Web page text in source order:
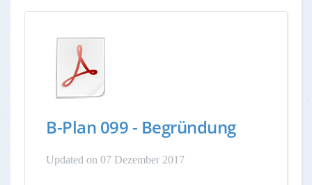
B-Plan 099 - Begründung
Updated on 07 Dezember 2017